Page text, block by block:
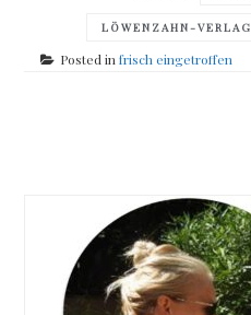
LÖWENZAHN-VERLAG
Posted infrisch eingetroffen
navigation